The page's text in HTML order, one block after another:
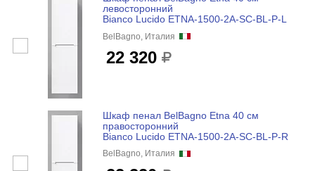
левосторонний
Bianco Lucido ETNA-1500-2A-SC-BL-P-L
BelBagno, Италия
22 320
Шкаф пенал BelBagno Etna 40 см
правосторонний
Bianco Lucido ETNA-1500-2A-SC-BL-P-R
BelBagno, Италия